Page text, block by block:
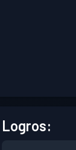
Logros: